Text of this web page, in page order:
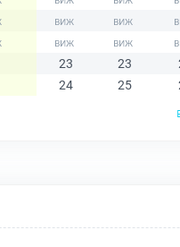
23 23
24 25